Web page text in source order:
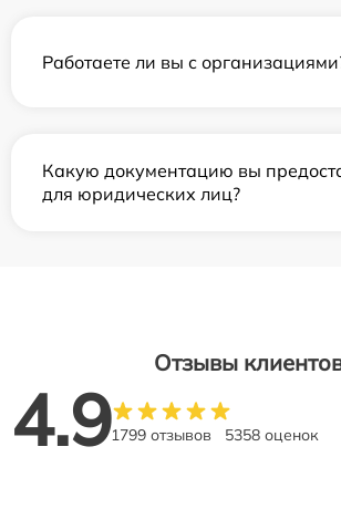
Работаете ли вы с
Какую документацию вы
для юридических лиц?
Отзывы
4.91799 отзывов 5358 оценок